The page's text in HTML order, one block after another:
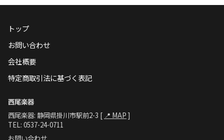
トップ
お問い合わせ
会社概要
特定商取引法に基づく表記
西尾楽器
西尾楽器: 静岡県掛川市駅前2-3 [ 📍 MAP ]
TEL: 0537-24-0711
お問い合わせ